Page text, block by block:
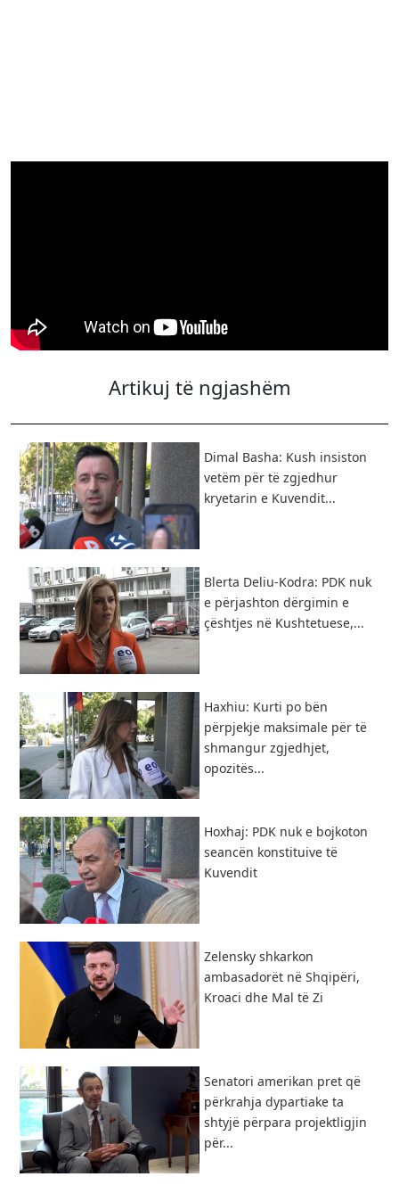
Artikuj të ngjashëm
Dimal Basha: Kush insiston
vetëm për të zgjedhur
kryetarin e Kuvendit...
Blerta Deliu-Kodra: PDK nuk
e përjashton dërgimin e
çështjes në Kushtetuese,...
Haxhiu: Kurti po bën
përpjekje maksimale për të
shmangur zgjedhjet,
opozitës...
Hoxhaj: PDK nuk e bojkoton
seancën konstituive të
Kuvendit
Zelensky shkarkon
ambasadorët në Shqipëri,
Kroaci dhe Mal të Zi
Senatori amerikan pret që
përkrahja dypartiake ta
shtyjë përpara projektligjin
për...